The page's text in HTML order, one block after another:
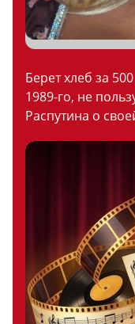
Берет хлеб за
1989-го, не
Распутина о